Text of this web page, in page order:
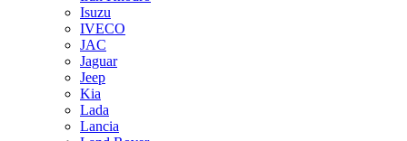
Isuzu
IVECO
JAC
Jaguar
Jeep
Kia
Lada
Lancia